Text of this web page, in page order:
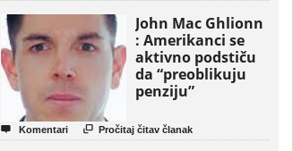
John Mac Ghlionn
: Amerikanci se
aktivno podstiču
da “preoblikuju
penziju”
 Komentari  Pročitaj čitav članak